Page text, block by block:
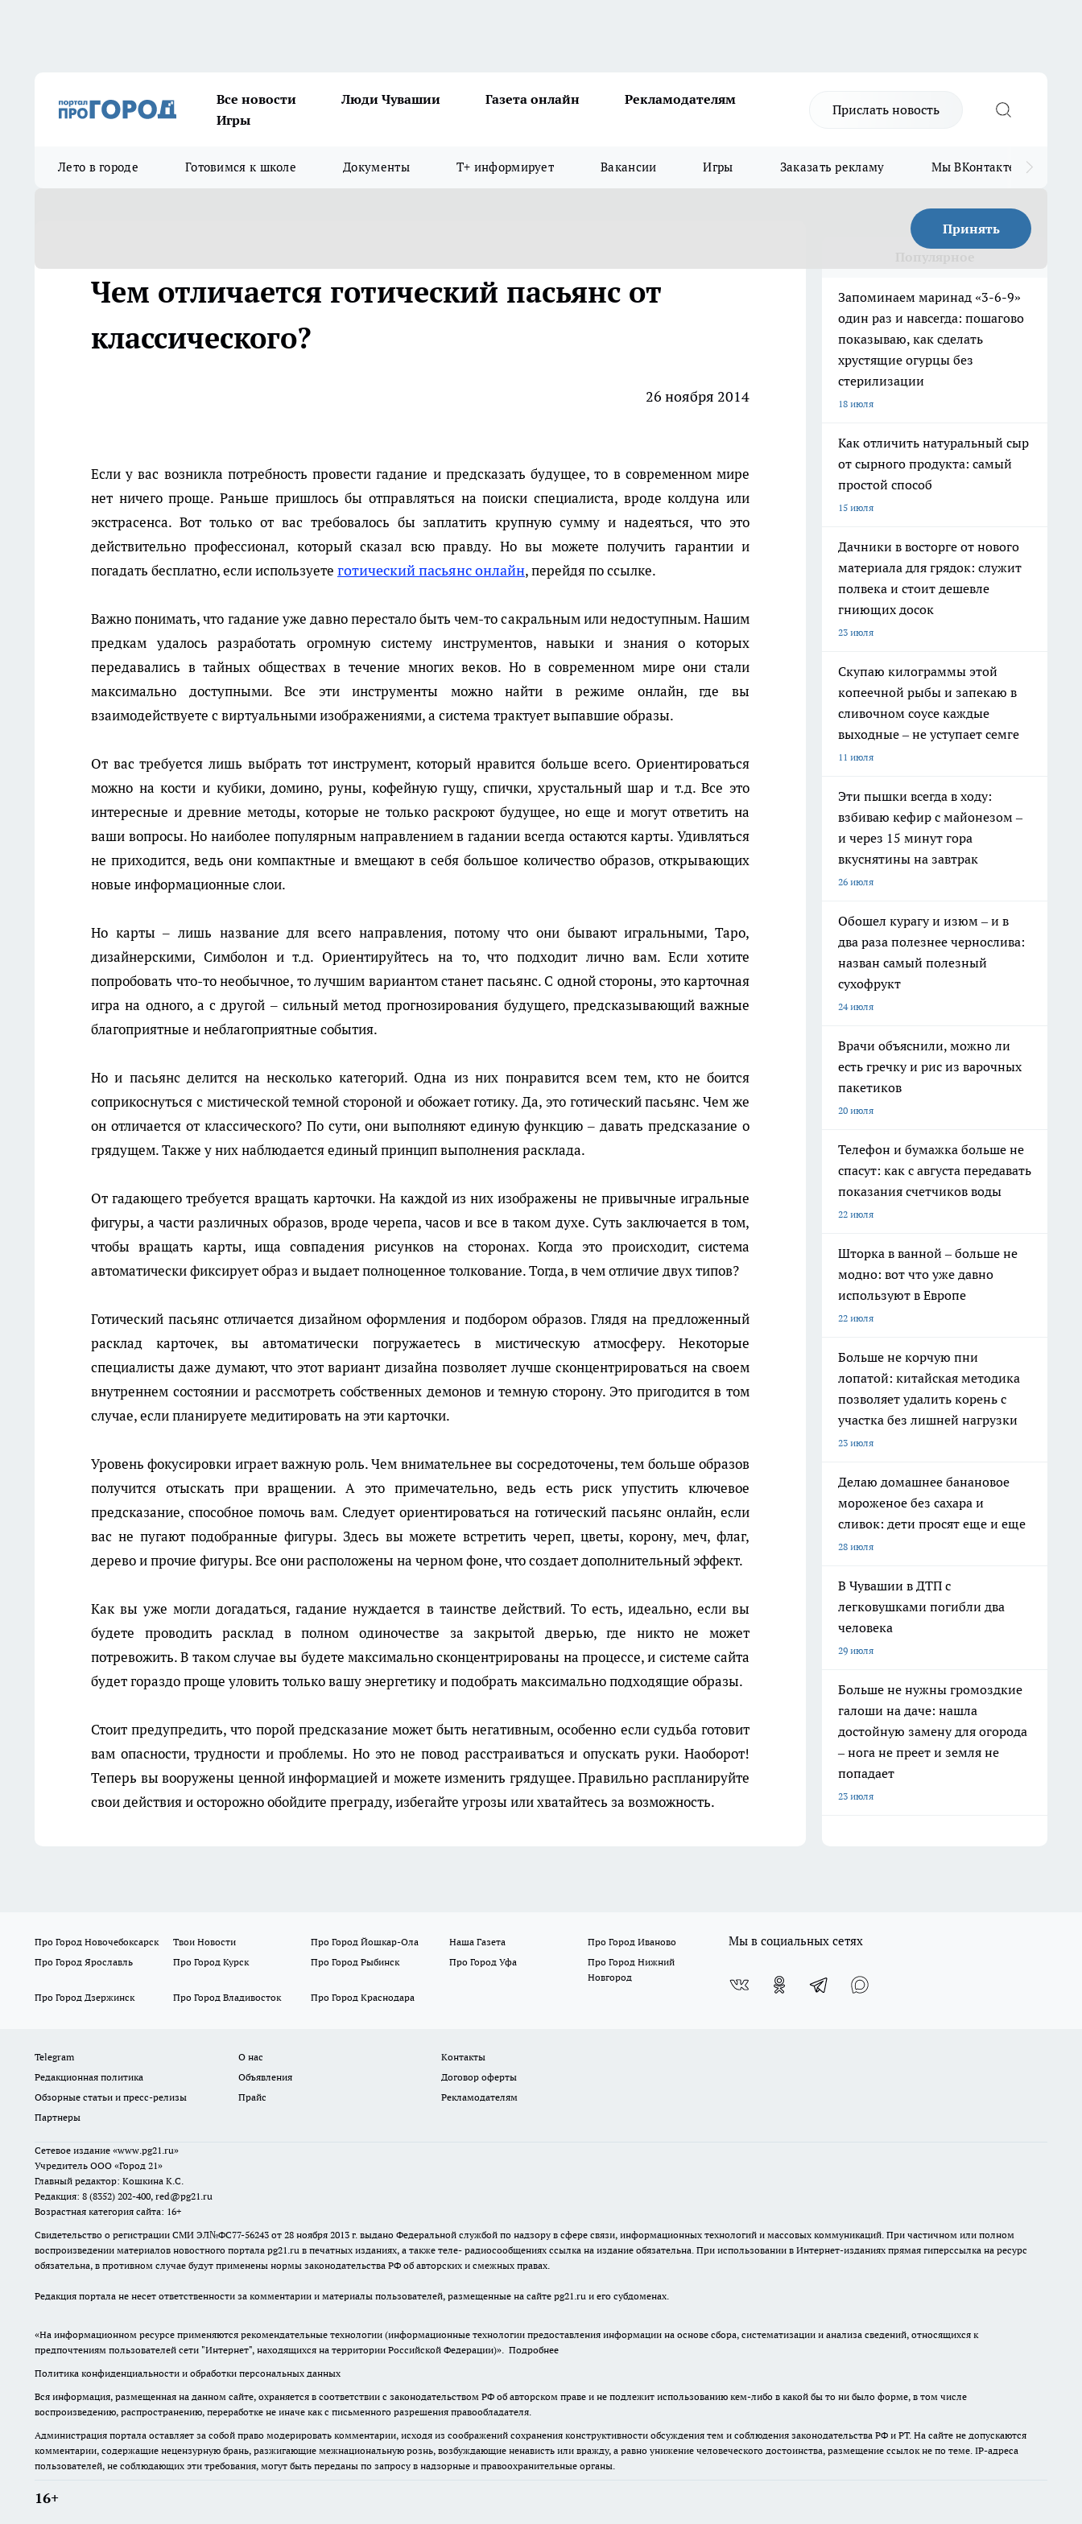
Все новости Люди Чувашии Газета онлайн
Рекламодателям
Игры
Прислать новость
Лето в городе Готовимся к школе Документы Т+ информирует Вакансии Игры Заказать рекламу Мы ВКонтакте
Принять
Чем отличается готический пасьянс от
классического?
26 ноября 2014
Если у вас возникла потребность провести гадание и предсказать будущее, то в современном мире
нет ничего проще. Раньше пришлось бы отправляться на поиски специалиста, вроде колдуна или
экстрасенса. Вот только от вас требовалось бы заплатить крупную сумму и надеяться, что это
действительно профессионал, который сказал всю правду. Но вы можете получить гарантии и
погадать бесплатно, если используете готический пасьянс онлайн, перейдя по ссылке.
Важно понимать, что гадание уже давно перестало быть чем-то сакральным или недоступным. Нашим
предкам удалось разработать огромную систему инструментов, навыки и знания о которых
передавались в тайных обществах в течение многих веков. Но в современном мире они стали
максимально доступными. Все эти инструменты можно найти в режиме онлайн, где вы
взаимодействуете с виртуальными изображениями, а система трактует выпавшие образы.
От вас требуется лишь выбрать тот инструмент, который нравится больше всего. Ориентироваться
можно на кости и кубики, домино, руны, кофейную гущу, спички, хрустальный шар и т.д. Все это
интересные и древние методы, которые не только раскроют будущее, но еще и могут ответить на
ваши вопросы. Но наиболее популярным направлением в гадании всегда остаются карты. Удивляться
не приходится, ведь они компактные и вмещают в себя большое количество образов, открывающих
новые информационные слои.
Но карты – лишь название для всего направления, потому что они бывают игральными, Таро,
дизайнерскими, Симболон и т.д. Ориентируйтесь на то, что подходит лично вам. Если хотите
попробовать что-то необычное, то лучшим вариантом станет пасьянс. С одной стороны, это карточная
игра на одного, а с другой – сильный метод прогнозирования будущего, предсказывающий важные
благоприятные и неблагоприятные события.
Но и пасьянс делится на несколько категорий. Одна из них понравится всем тем, кто не боится
соприкоснуться с мистической темной стороной и обожает готику. Да, это готический пасьянс. Чем же
он отличается от классического? По сути, они выполняют единую функцию – давать предсказание о
грядущем. Также у них наблюдается единый принцип выполнения расклада.
От гадающего требуется вращать карточки. На каждой из них изображены не привычные игральные
фигуры, а части различных образов, вроде черепа, часов и все в таком духе. Суть заключается в том,
чтобы вращать карты, ища совпадения рисунков на сторонах. Когда это происходит, система
автоматически фиксирует образ и выдает полноценное толкование. Тогда, в чем отличие двух типов?
Готический пасьянс отличается дизайном оформления и подбором образов. Глядя на предложенный
расклад карточек, вы автоматически погружаетесь в мистическую атмосферу. Некоторые
специалисты даже думают, что этот вариант дизайна позволяет лучше сконцентрироваться на своем
внутреннем состоянии и рассмотреть собственных демонов и темную сторону. Это пригодится в том
случае, если планируете медитировать на эти карточки.
Уровень фокусировки играет важную роль. Чем внимательнее вы сосредоточены, тем больше образов
получится отыскать при вращении. А это примечательно, ведь есть риск упустить ключевое
предсказание, способное помочь вам. Следует ориентироваться на готический пасьянс онлайн, если
вас не пугают подобранные фигуры. Здесь вы можете встретить череп, цветы, корону, меч, флаг,
дерево и прочие фигуры. Все они расположены на черном фоне, что создает дополнительный эффект.
Как вы уже могли догадаться, гадание нуждается в таинстве действий. То есть, идеально, если вы
будете проводить расклад в полном одиночестве за закрытой дверью, где никто не может
потревожить. В таком случае вы будете максимально сконцентрированы на процессе, и системе сайта
будет гораздо проще уловить только вашу энергетику и подобрать максимально подходящие образы.
Стоит предупредить, что порой предсказание может быть негативным, особенно если судьба готовит
вам опасности, трудности и проблемы. Но это не повод расстраиваться и опускать руки. Наоборот!
Теперь вы вооружены ценной информацией и можете изменить грядущее. Правильно распланируйте
свои действия и осторожно обойдите преграду, избегайте угрозы или хватайтесь за возможность.
Запоминаем маринад «3-6-9»
один раз и навсегда: пошагово
показываю, как сделать
хрустящие огурцы без
стерилизации
18 июля
Как отличить натуральный сыр
от сырного продукта: самый
простой способ
15 июля
Дачники в восторге от нового
материала для грядок: служит
полвека и стоит дешевле
гниющих досок
23 июля
Скупаю килограммы этой
копеечной рыбы и запекаю в
сливочном соусе каждые
выходные – не уступает семге
11 июля
Эти пышки всегда в ходу:
взбиваю кефир с майонезом –
и через 15 минут гора
вкуснятины на завтрак
26 июля
Обошел курагу и изюм – и в
два раза полезнее чернослива:
назван самый полезный
сухофрукт
24 июля
Врачи объяснили, можно ли
есть гречку и рис из варочных
пакетиков
20 июля
Телефон и бумажка больше не
спасут: как с августа передавать
показания счетчиков воды
22 июля
Шторка в ванной – больше не
модно: вот что уже давно
используют в Европе
22 июля
Больше не корчую пни
лопатой: китайская методика
позволяет удалить корень с
участка без лишней нагрузки
23 июля
Делаю домашнее банановое
мороженое без сахара и
сливок: дети просят еще и еще
28 июля
В Чувашии в ДТП с
легковушками погибли два
человека
29 июля
Больше не нужны громоздкие
галоши на даче: нашла
достойную замену для огорода
– нога не преет и земля не
попадает
23 июля
Про Город Новочебоксарск Твои Новости Про Город Йошкар-Ола Наша Газета
Про Город Иваново
Про Город Ярославль
Про Город Курск Про Город Рыбинск Про Город Уфа
Про Город Нижний
Новгород
Про Город Дзержинск
Про Город Владивосток Про Город Краснодара
Мы в социальных сетях
Telegram О нас
Контакты
Редакционная политика
Объявления
Договор оферты
Обзорные статьи и пресс-релизы
Прайс
Рекламодателям
Партнеры
Сетевое издание «www.pg21.ru»
Учредитель ООО «Город 21»
Главный редактор: Кошкина К.С.
Редакция: 8 (8352) 202-400, red@pg21.ru
Возрастная категория сайта: 16+
Свидетельство о регистрации СМИ ЭЛ№ФС77-56243 от 28 ноября 2013 г. выдано Федеральной службой по надзору в сфере связи, информационных технологий и массовых коммуникаций. При частичном или полном
воспроизведении материалов новостного портала pg21.ru в печатных изданиях, а также теле- радиосообщениях ссылка на издание обязательна. При использовании в Интернет-изданиях прямая гиперссылка на ресурс
обязательна, в противном случае будут применены нормы законодательства РФ об авторских и смежных правах.
Редакция портала не несет ответственности за комментарии и материалы пользователей, размещенные на сайте pg21.ru и его субдоменах.
«На информационном ресурсе применяются рекомендательные технологии (информационные технологии предоставления информации на основе сбора, систематизации и анализа сведений, относящихся к
предпочтениям пользователей сети "Интернет", находящихся на территории Российской Федерации)». Подробнее
Политика конфиденциальности и обработки персональных данных
Вся информация, размещенная на данном сайте, охраняется в соответствии с законодательством РФ об авторском праве и не подлежит использованию кем-либо в какой бы то ни было форме, в том числе
воспроизведению, распространению, переработке не иначе как с письменного разрешения правообладателя.
Администрация портала оставляет за собой право модерировать комментарии, исходя из соображений сохранения конструктивности обсуждения тем и соблюдения законодательства РФ и РТ. На сайте не допускаются
комментарии, содержащие нецензурную брань, разжигающие межнациональную рознь, возбуждающие ненависть или вражду, а равно унижение человеческого достоинства, размещение ссылок не по теме. IP-адреса
пользователей, не соблюдающих эти требования, могут быть переданы по запросу в надзорные и правоохранительные органы.
16+